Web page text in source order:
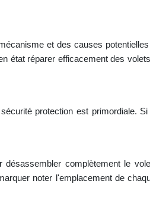
et des causes
état réparer efficacement des
protection est primordiale.
complètement le
noter l'emplacement de